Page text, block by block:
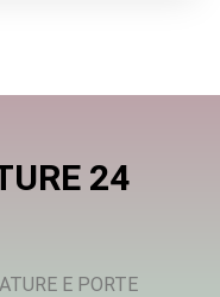
24
E PORTE